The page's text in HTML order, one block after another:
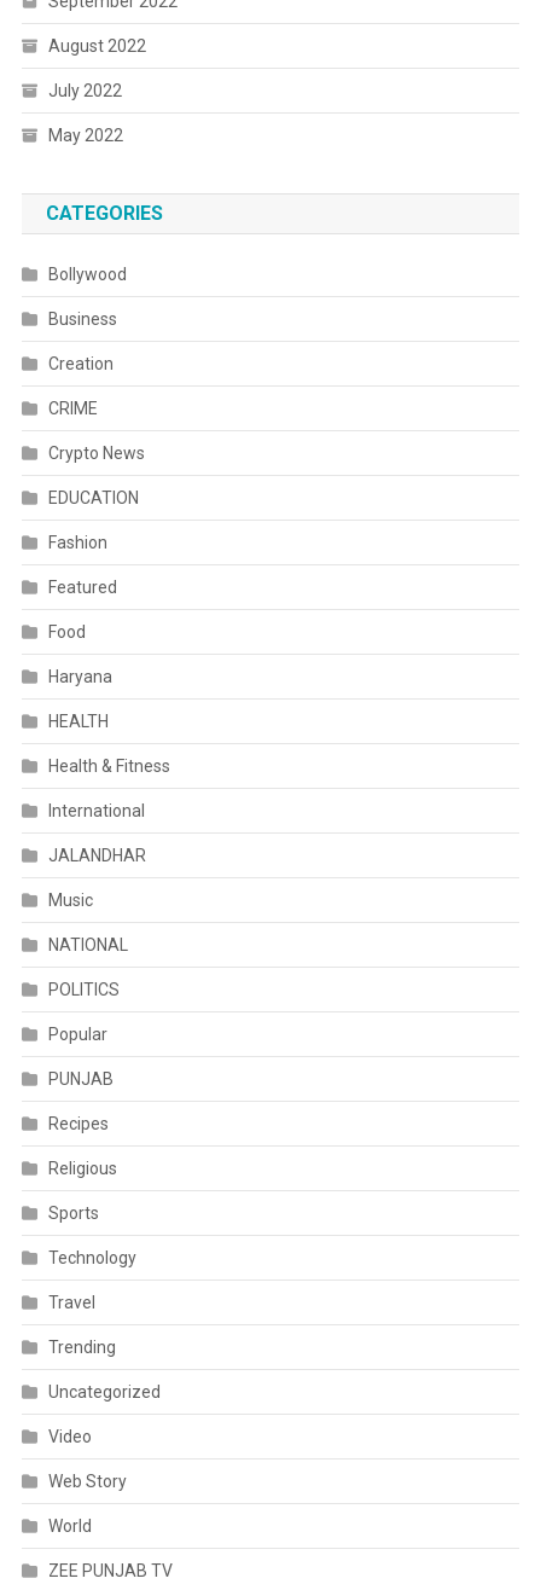
August 2022
July 2022
May 2022
CATEGORIES
Bollywood
Business
Creation
CRIME
Crypto News
EDUCATION
Fashion
Featured
Food
Haryana
HEALTH
Health & Fitness
International
JALANDHAR
Music
NATIONAL
POLITICS
Popular
PUNJAB
Recipes
Religious
Sports
Technology
Travel
Trending
Uncategorized
Video
Web Story
World
ZEE PUNJAB TV